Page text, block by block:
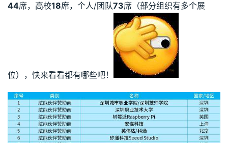
44席，高校18席，个人/团队73席（部分组织有多个展
位），快来看看都有哪些吧！